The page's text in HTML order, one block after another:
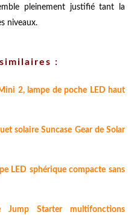
pleinement justifié tant la
niveaux.
:
2, lampe de poche LED haut
solaire Suncase Gear de Solar
LED sphérique compacte sans
Jump Starter multifonctions